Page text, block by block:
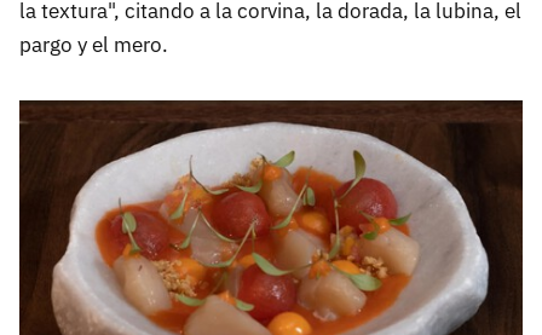
la textura", citando a la corvina, la dorada, la lubina, el
pargo y el mero.